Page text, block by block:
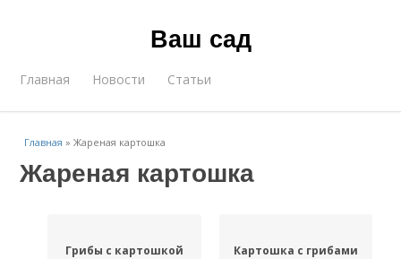
Ваш сад
Главная Новости Статьи
Главная »Жареная картошка
Жареная картошка
Грибы с картошкой Картошка с грибами